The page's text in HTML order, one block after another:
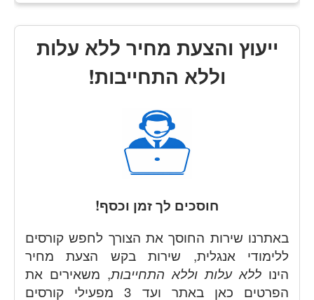
ייעוץ והצעת מחיר ללא עלות
וללא התחייבות!
חוסכים לך זמן וכסף!
באתרנו שירות החוסך את הצורך לחפש קורסים
ללימודי אנגלית, שירות בקש הצעת מחיר
הינו ללא עלות וללא התחייבות, משאירים את
הפרטים כאן באתר ועד 3 מפעילי קורסים